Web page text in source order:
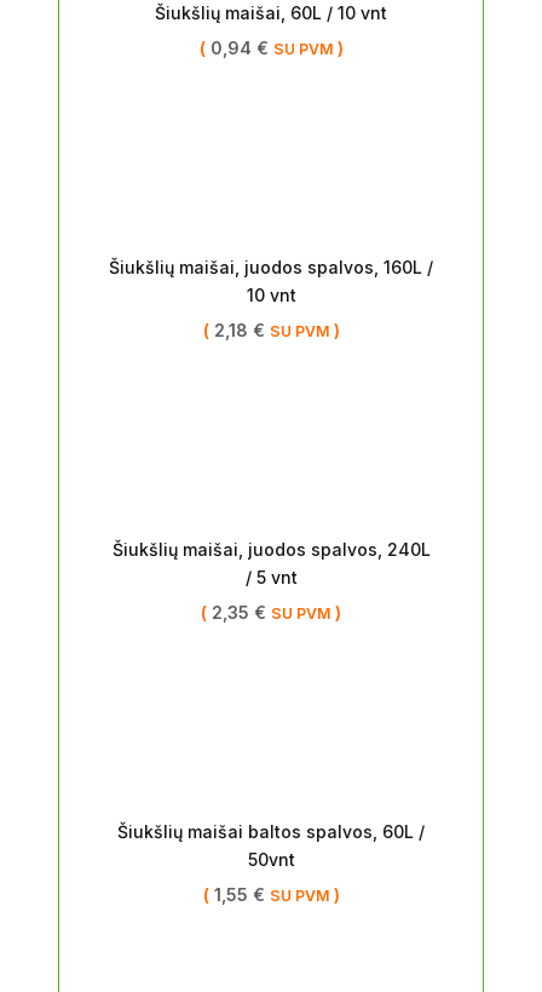
Šiukšlių maišai, 60L / 10 vnt
( 0,94 € SU PVM)
Šiukšlių maišai, juodos spalvos, 160L /
10 vnt
( 2,18 € SU PVM)
Šiukšlių maišai, juodos spalvos, 240L
/ 5 vnt
( 2,35 € SU PVM )
Šiukšlių maišai baltos spalvos, 60L /
50vnt
( 1,55 € SU PVM)